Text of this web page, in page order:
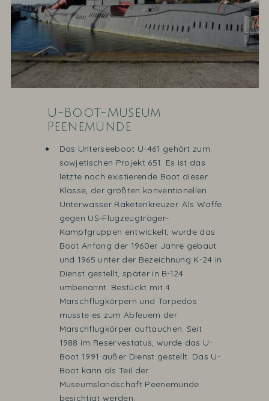
U-Boot-Museum
Peenemünde
Das Unterseeboot U-461 gehört zum
sowjetischen Projekt 651. Es ist das
letzte noch existierende Boot dieser
Klasse, der größten konventionellen
Unterwasser Raketenkreuzer. Als Waffe
gegen US-Flugzeugträger-
Kampfgruppen entwickelt, wurde das
Boot Anfang der 1960er Jahre gebaut
und 1965 unter der Bezeichnung K-24 in
Dienst gestellt, später in B-124
umbenannt. Bestückt mit 4
Marschflugkörpern und Torpedos
musste es zum Abfeuern der
Marschflugkörper auftauchen. Seit
1988 im Reservestatus, wurde das U-
Boot 1991 außer Dienst gestellt. Das U-
Boot kann als Teil der
Museumslandschaft Peenemünde
besichtigt werden.